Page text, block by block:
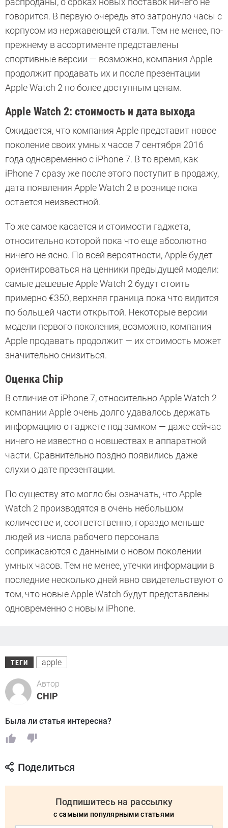
говорится. В первую очередь это затронуло часы с
корпусом из нержавеющей стали. Тем не менее, по-
прежнему в ассортименте представлены
спортивные версии — возможно, компания Apple
продолжит продавать их и после презентации
Apple Watch 2 по более доступным ценам.
Apple Watch 2: стоимость и дата выхода
Ожидается, что компания Apple представит новое
поколение своих умных часов 7 сентября 2016
года одновременно с iPhone 7. В то время, как
iPhone 7 сразу же после этого поступит в продажу,
дата появления Apple Watch 2 в рознице пока
остается неизвестной.
То же самое касается и стоимости гаджета,
относительно которой пока что еще абсолютно
ничего не ясно. По всей вероятности, Apple будет
ориентироваться на ценники предыдущей модели:
самые дешевые Apple Watch 2 будут стоить
примерно €350, верхняя граница пока что видится
по большей части открытой. Некоторые версии
модели первого поколения, возможно, компания
Apple продавать продолжит — их стоимость может
значительно снизиться.
Оценка Chip
В отличие от iPhone 7, относительно Apple Watch 2
компании Apple очень долго удавалось держать
информацию о гаджете под замком — даже сейчас
ничего не известно о новшествах в аппаратной
части. Сравнительно поздно появились даже
слухи о дате презентации.
По существу это могло бы означать, что Apple
Watch 2 производятся в очень небольшом
количестве и, соответственно, гораздо меньше
людей из числа рабочего персонала
соприкасаются с данными о новом поколении
умных часов. Тем не менее, утечки информации в
последние несколько дней явно свидетельствуют о
том, что новые Apple Watch будут представлены
одновременно с новым iPhone.
ТЕГИ apple
Автор
CHIP
Была ли статья интересна?
Поделиться
Подпишитесь на рассылку
с самыми популярными статьями